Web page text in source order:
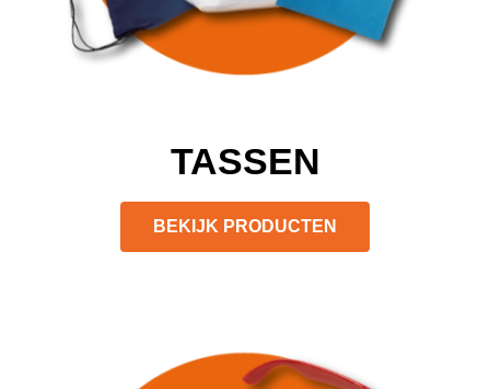
TASSEN
BEKIJK PRODUCTEN